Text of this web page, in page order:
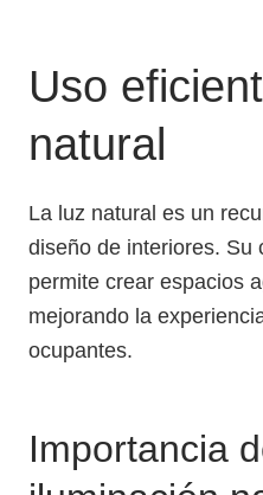
Uso
natural
La luz natural es un
diseño de interiores. Su
permite crear espacios
mejorando la
ocupantes.
Importancia